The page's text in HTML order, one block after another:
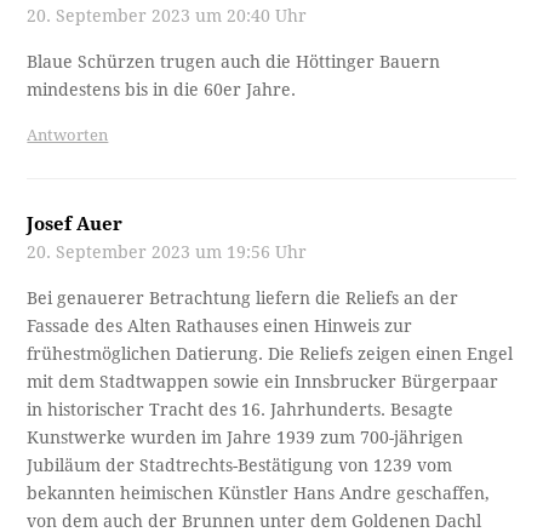
20. September 2023 um 20:40 Uhr
Blaue Schürzen trugen auch die Höttinger Bauern
mindestens bis in die 60er Jahre.
Antworten
Josef Auer
20. September 2023 um 19:56 Uhr
Bei genauerer Betrachtung liefern die Reliefs an der
Fassade des Alten Rathauses einen Hinweis zur
frühestmöglichen Datierung. Die Reliefs zeigen einen Engel
mit dem Stadtwappen sowie ein Innsbrucker Bürgerpaar
in historischer Tracht des 16. Jahrhunderts. Besagte
Kunstwerke wurden im Jahre 1939 zum 700-jährigen
Jubiläum der Stadtrechts-Bestätigung von 1239 vom
bekannten heimischen Künstler Hans Andre geschaffen,
von dem auch der Brunnen unter dem Goldenen Dachl